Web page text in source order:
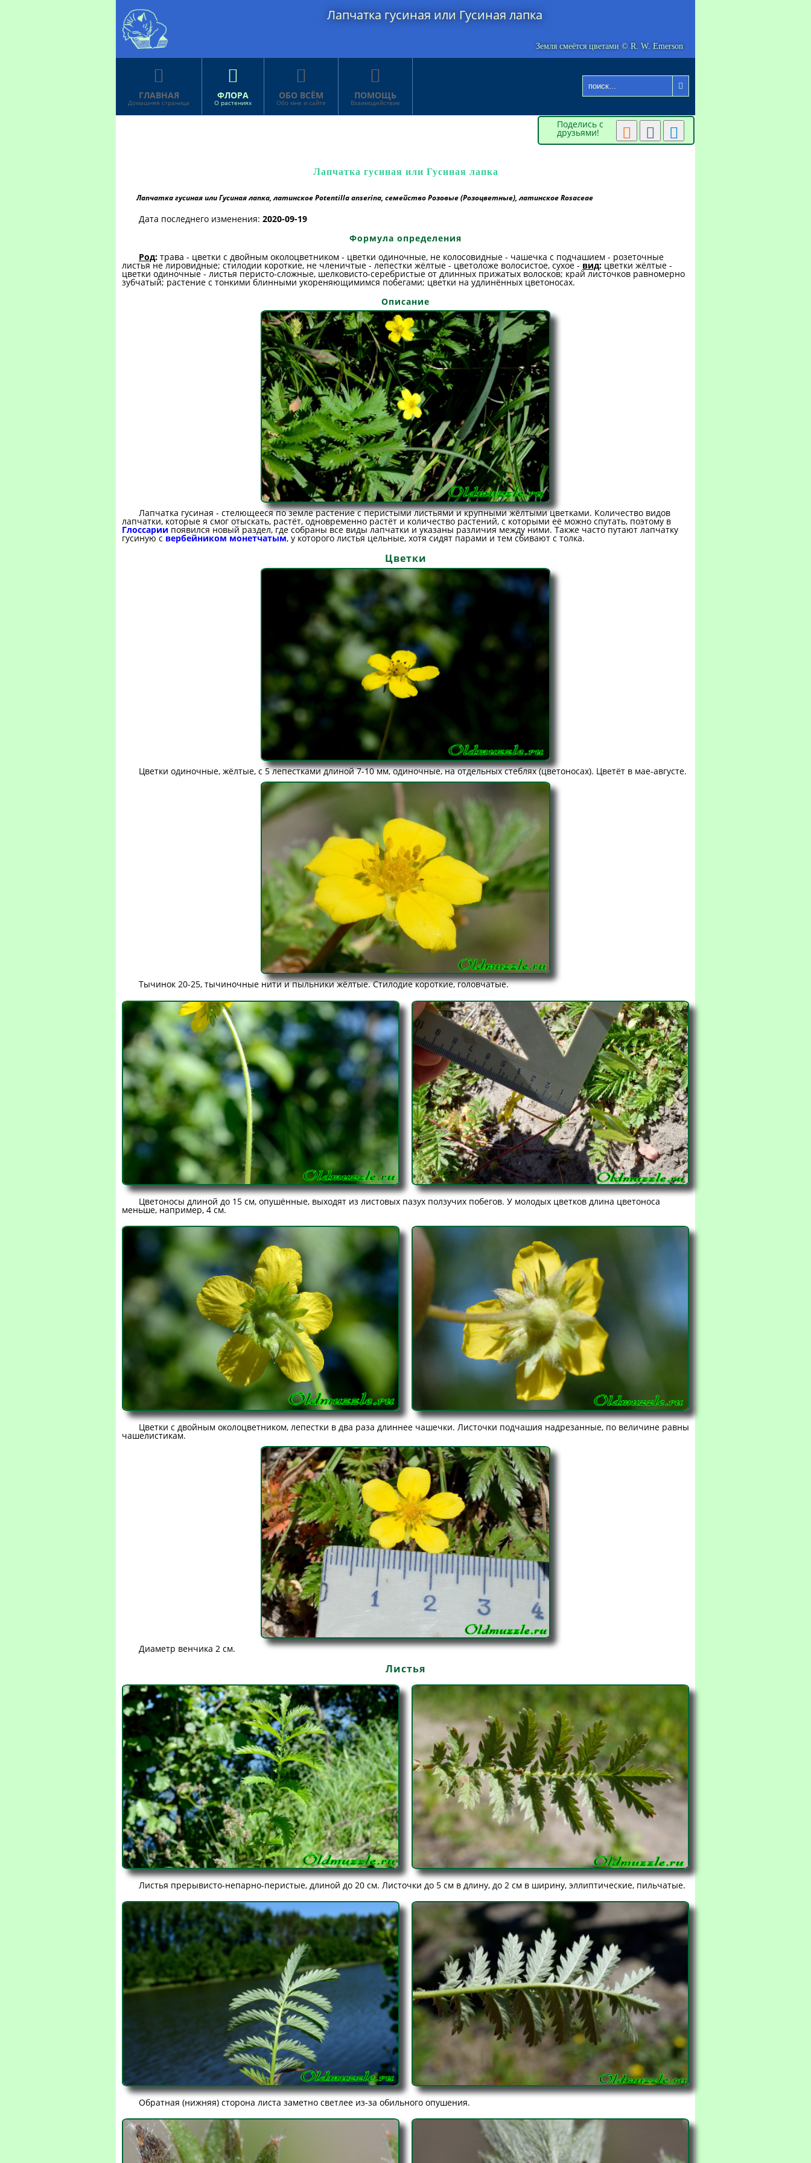
Лапчатка гусиная или Гусиная лапка
Земля смеётся цветами © R. W. Emerson

ГЛАВНАЯ
Домашняя страница

ФЛОРА
О растениях

ОБО ВСЁМ
Обо мне и сайте

ПОМОЩЬ
Взаимодействие

  
Поделись с
друзьями!
Лапчатка гусиная или Гусиная лапка
Лапчатка гусиная или Гусиная лапка, латинское Potentilla anserina, семейство Розовые (Розоцветные), латинское Rosaceae
Дата последнего изменения: 2020-09-19
Формула определения
Род: трава - цветки с двойным околоцветником - цветки одиночные, не колосовидные - чашечка с подчашием - розеточные
листья не лировидные; стилодии короткие, не членичтые - лепестки жёлтые - цветоложе волосистое, сухое - вид: цветки жёлтые -
цветки одиночные - листья перисто-сложные, шелковисто-серебристые от длинных прижатых волосков; край листочков равномерно
зубчатый; растение с тонкими блинными укореняющимимся побегами; цветки на удлинённых цветоносах.
Описание
Лапчатка гусиная - стелющееся по земле растение с перистыми листьями и крупными жёлтыми цветками. Количество видов
лапчатки, которые я смог отыскать, растёт, одновременно растёт и количество растений, с которыми её можно спутать, поэтому в
Глоссарии появился новый раздел, где собраны все виды лапчатки и указаны различия между ними. Также часто путают лапчатку
гусиную с вербейником монетчатым, у которого листья цельные, хотя сидят парами и тем сбивают с толка.
Цветки
Цветки одиночные, жёлтые, с 5 лепестками длиной 7-10 мм, одиночные, на отдельных стеблях (цветоносах). Цветёт в мае-августе.
Тычинок 20-25, тычиночные нити и пыльники жёлтые. Стилодие короткие, головчатые.
Цветоносы длиной до 15 см, опушённые, выходят из листовых пазух ползучих побегов. У молодых цветков длина цветоноса
меньше, например, 4 см.
Цветки с двойным околоцветником, лепестки в два раза длиннее чашечки. Листочки подчашия надрезанные, по величине равны
чашелистикам.
Диаметр венчика 2 см.
Листья
Листья прерывисто-непарно-перистые, длиной до 20 см. Листочки до 5 см в длину, до 2 см в ширину, эллиптические, пильчатые.
Обратная (нижняя) сторона листа заметно светлее из-за обильного опушения.